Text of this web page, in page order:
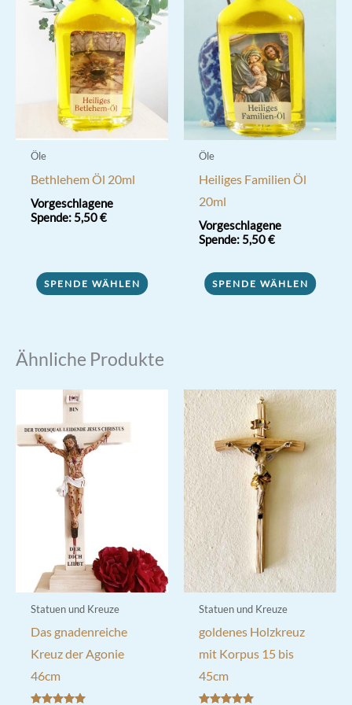
Öle
Bethlehem Öl 20ml
Vorgeschlagene
Spende: 5,50€
SPENDE WÄHLEN
Öle
Heiliges Familien Öl
20ml
Vorgeschlagene
Spende: 5,50€
SPENDE WÄHLEN
Ähnliche Produkte
Statuen und Kreuze
Das gnadenreiche
Kreuz der Agonie
46cm
Statuen und Kreuze
goldenes Holzkreuz
mit Korpus 15 bis
45cm